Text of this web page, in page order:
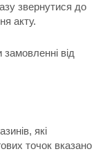
звернутися до
акту.
від
які
точок вказано